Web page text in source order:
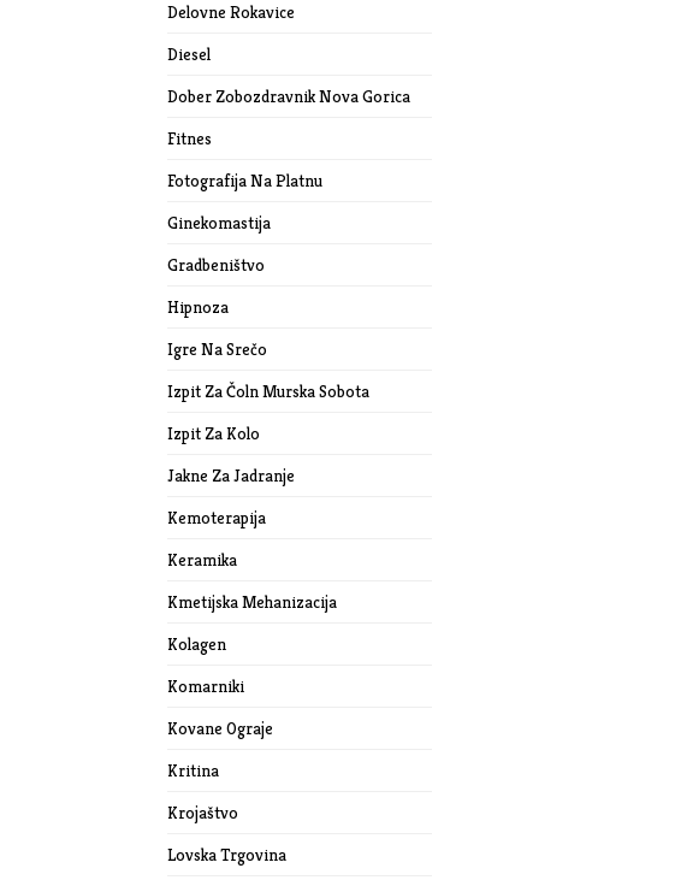
Delovne Rokavice
Diesel
Dober Zobozdravnik Nova Gorica
Fitnes
Fotografija Na Platnu
Ginekomastija
Gradbeništvo
Hipnoza
Igre Na Srečo
Izpit Za Čoln Murska Sobota
Izpit Za Kolo
Jakne Za Jadranje
Kemoterapija
Keramika
Kmetijska Mehanizacija
Kolagen
Komarniki
Kovane Ograje
Kritina
Krojaštvo
Lovska Trgovina